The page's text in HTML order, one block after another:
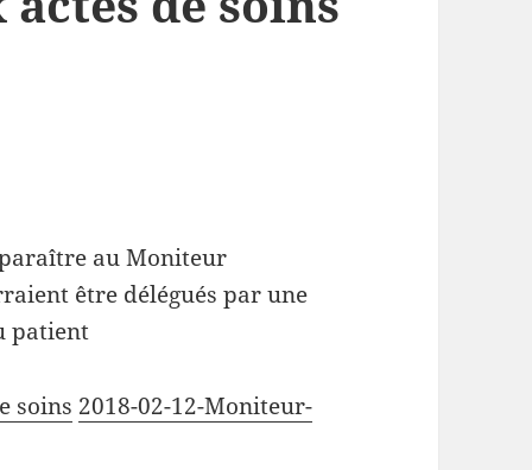
au Moniteur
être délégués par une
patient
soins 2018-02-12-Moniteur-